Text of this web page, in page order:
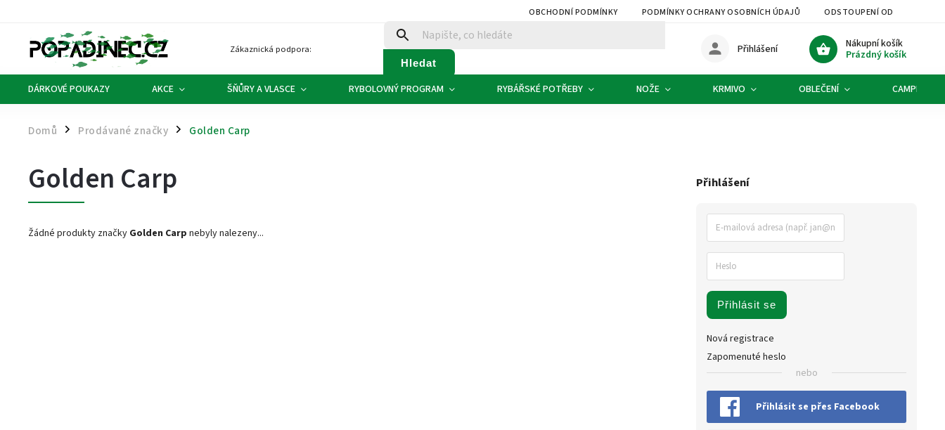
OBCHODNÍ PODMÍNKY PODMÍNKY OCHRANY OSOBNÍCH ÚDAJŮ ODSTOUPENÍ OD SMLOUVY
Zákaznická podpora:
Hledat
Nákupní košík
Prázdný košík
Přihlášení
DÁRKOVÉ POUKAZY AKCE ŠŇŮRY A VLASCE RYBOLOVNÝ PROGRAM RYBÁŘSKÉ POTŘEBY NOŽE KRMIVO OBLEČENÍ CAMPING
Domů / Prodávané značky / Golden Carp
Přihlášení
Přihlásit se
Nová registrace
Zapomenuté heslo
nebo
Přihlásit se přes Facebook
Golden Carp
Žádné produkty značky Golden Carp nebyly nalezeny...